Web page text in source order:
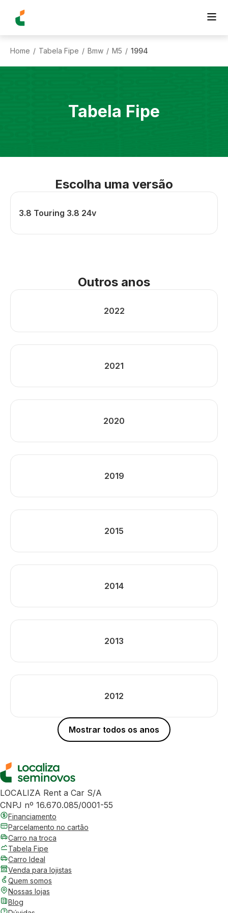
Home / Tabela Fipe / Bmw / M5 / 1994
Tabela Fipe
Escolha uma versão
3.8 Touring 3.8 24v
Outros anos
2022
2021
2020
2019
2015
2014
2013
2012
Mostrar todos os anos
LOCALIZA Rent a Car S/A
CNPJ nº 16.670.085/0001-55
Financiamento
Parcelamento no cartão
Carro na troca
Tabela Fipe
Carro Ideal
Venda para lojistas
Quem somos
Nossas lojas
Blog